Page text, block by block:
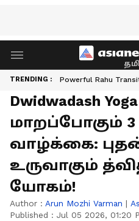
TRENDING : Powerful Rahu
Dwidwadash
மாறப்போகும் 3
வாழ்க்கை:
உருவாகும்
யோகம்!
Author : Arun Mozhi Varman |
Published : Jul 05 2026, 01:20